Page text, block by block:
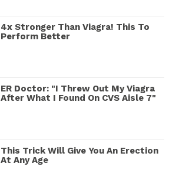
4x Stronger Than Viagra! This To
Perform Better
ER Doctor: "I Threw Out My Viagra
After What I Found On CVS Aisle 7"
This Trick Will Give You An Erection
At Any Age